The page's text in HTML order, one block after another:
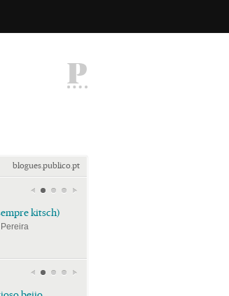
P
blogues.publico.pt
kitsch)